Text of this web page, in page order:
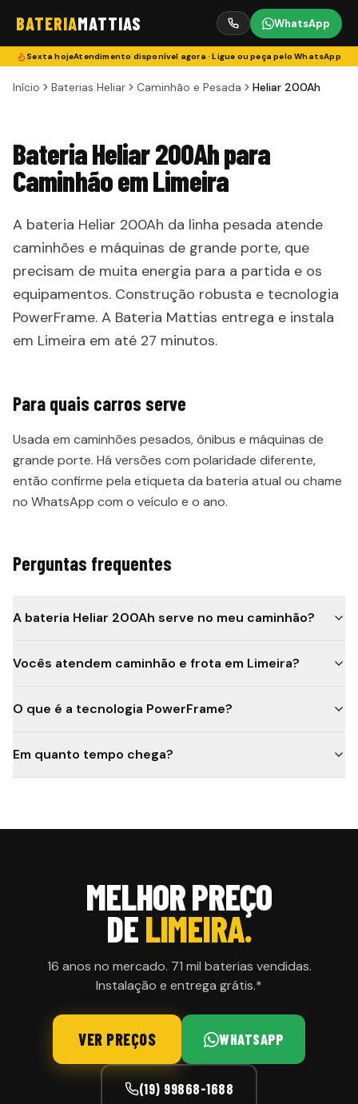
BATERIAMATTIAS WhatsApp
Sexta hojeAtendimento disponível agora · Ligue ou peça pelo WhatsApp
Início Baterias Heliar Caminhão e Pesada Heliar 200Ah
Bateria Heliar 200Ah para
Caminhão em Limeira
A bateria Heliar 200Ah da linha pesada atende
caminhões e máquinas de grande porte, que
precisam de muita energia para a partida e os
equipamentos. Construção robusta e tecnologia
PowerFrame. A Bateria Mattias entrega e instala
em Limeira em até 27 minutos.
Para quais carros serve
Usada em caminhões pesados, ônibus e máquinas de
grande porte. Há versões com polaridade diferente,
então confirme pela etiqueta da bateria atual ou chame
no WhatsApp com o veículo e o ano.
Perguntas frequentes
A bateria Heliar 200Ah serve no meu caminhão?
Vocês atendem caminhão e frota em Limeira?
O que é a tecnologia PowerFrame?
Em quanto tempo chega?
MELHOR PREÇO
DELIMEIRA.
16 anos no mercado. 71 mil baterias vendidas.
Instalação e entrega grátis.*
VER PREÇOS WHATSAPP
(19) 99868-1688